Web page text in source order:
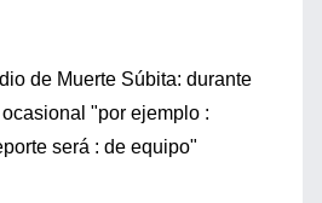
de Muerte Súbita: durante
"por ejemplo :
será : de equipo"